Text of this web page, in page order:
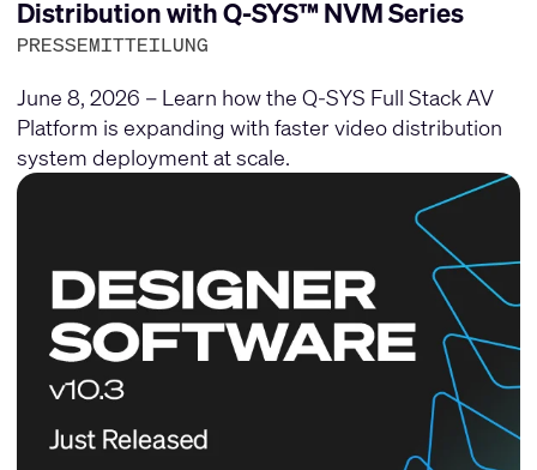
Distribution with Q-SYS™ NVM Series
PRESSEMITTEILUNG
June 8, 2026 – Learn how the Q-SYS Full Stack AV
Platform is expanding with faster video distribution
system deployment at scale.